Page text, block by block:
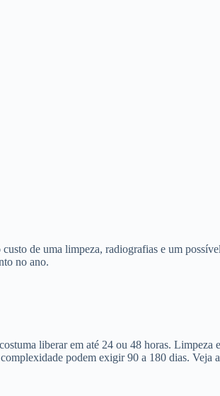
de uma limpeza, radiografias e um
no ano.
liberar em até 24 ou 48 horas. Limpeza
podem exigir 90 a 180 dias. Veja